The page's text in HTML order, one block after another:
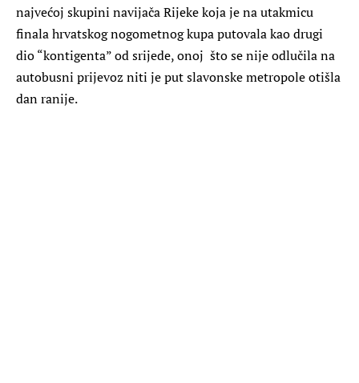
najvećoj skupini navijača Rijeke koja je na utakmicu
finala hrvatskog nogometnog kupa putovala kao drugi
dio “kontigenta” od srijede, onoj što se nije odlučila na
autobusni prijevoz niti je put slavonske metropole otišla
dan ranije.